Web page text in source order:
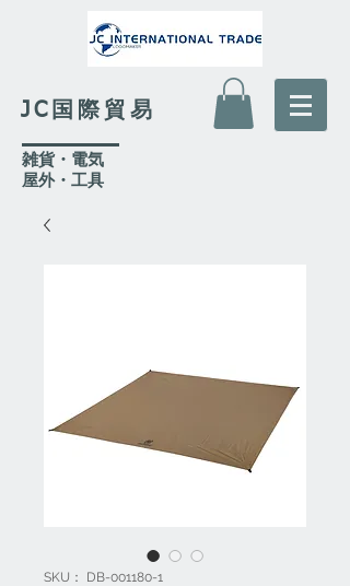
JC国際貿易
​雑貨・電気
​屋外・工具
SKU： DB-001180-1